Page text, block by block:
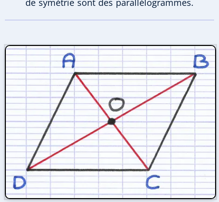
de symétrie sont des parallélogrammes.